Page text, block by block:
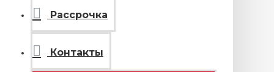
Рассрочка
Контакты